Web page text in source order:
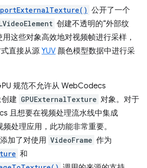
公开了一个
创建不透明的“外部纹
这些对象高效地对视频帧进行采样，
直接从源 YUV 颜色模型数据中进行采
规范不允许从 WebCodecs
建 GPUExternalTexture 对象。对于
且想要在视频处理流水线中集成
处理应用，此功能非常重要。
加了对使用 VideoFrame 作为
和